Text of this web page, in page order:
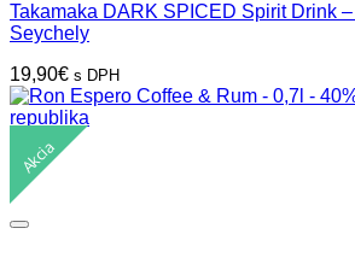
Takamaka DARK SPICED Spirit Drink
Seychely
19,90€ s DPH
Akcia